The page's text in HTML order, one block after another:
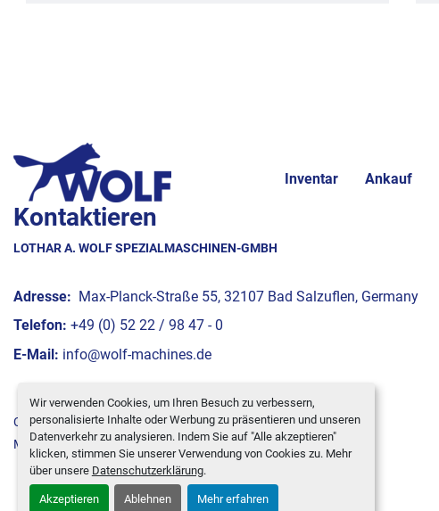
Wir verwenden Cookies, um Ihren Besuch zu verbessern,
personalisierte Inhalte oder Werbung zu präsentieren und unseren
Datenverkehr zu analysieren. Indem Sie auf "Alle akzeptieren"
klicken, stimmen Sie unserer Verwendung von Cookies zu. Mehr
über unsere Datenschutzerklärung.
Akzeptieren Ablehnen Mehr erfahren
Inventar Ankauf
Kontaktieren
LOTHAR A. WOLF SPEZIALMASCHINEN-GMBH
Adresse: Max-Planck-Straße 55, 32107 Bad Salzuflen, Germany
Telefon: +49 (0) 52 22 / 98 47 - 0
E-Mail: info@wolf-machines.de
Cookie-Einstellungen
Machinio System-Website vonMachinio